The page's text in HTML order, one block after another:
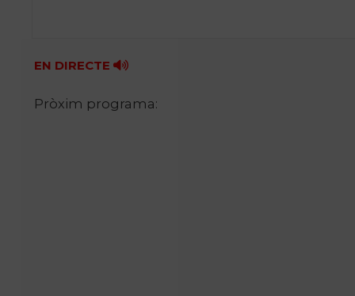
EN DIRECTE
Pròxim programa: